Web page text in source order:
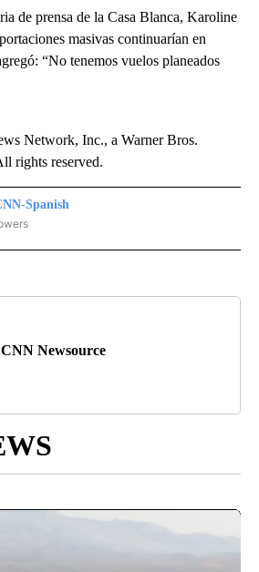
de prensa de la Casa Blanca, Karoline
masivas continuarían en
“No tenemos vuelos planeados
Network, Inc., a Warner Bros.
rights reserved.
Spanish
SPANISH" TO RECEIVE NOTIFICATIONS ABOUT
CNN Newsource